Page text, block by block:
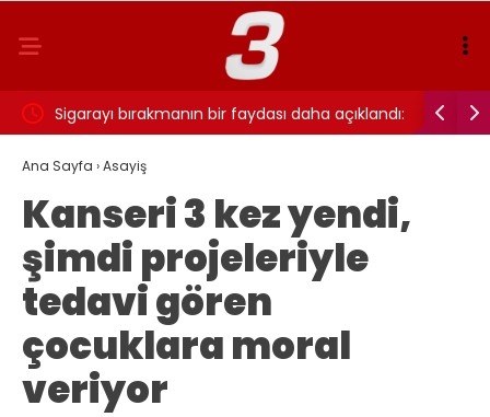
Sigarayı bırakmanın bir faydası daha açıklandı:
Beyin sağlığı için 7 yıl detayı dikkat çekti
Ana Sayfa ›Asayiş
Kanseri 3 kez yendi,
şimdi projeleriyle
tedavi gören
çocuklara moral
veriyor